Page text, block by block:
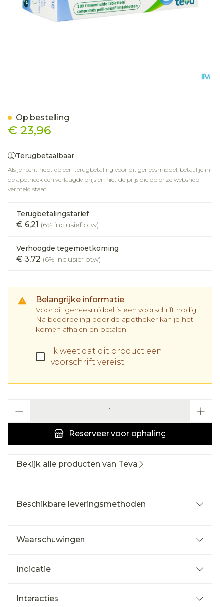
€ 23,96
Terugbetaalbaar
Als je recht hebt op een terugbetaling voor dit geneesmiddel, betaal je in
de apotheek een verlaagde prijs en niet de prijs die op onze webshop
vermeld staat.
Terugbetalingstarief
€ 6,21 (6% inclusief btw)
Verhoogde tegemoetkoming
€ 3,72 (6% inclusief btw)
Belangrijke informatie
Voor dit geneesmiddel is een voorschrift nodig.
Na beoordeling door de apotheker kan je het
komen afhalen en betalen.
Ik weet dat dit product een
voorschrift vereist.
Reserveer voor ophaling
Op bestelling
Bekijk alle producten van Teva
Beschikbare leveringsmethoden
Waarschuwingen
Indicatie
Interacties